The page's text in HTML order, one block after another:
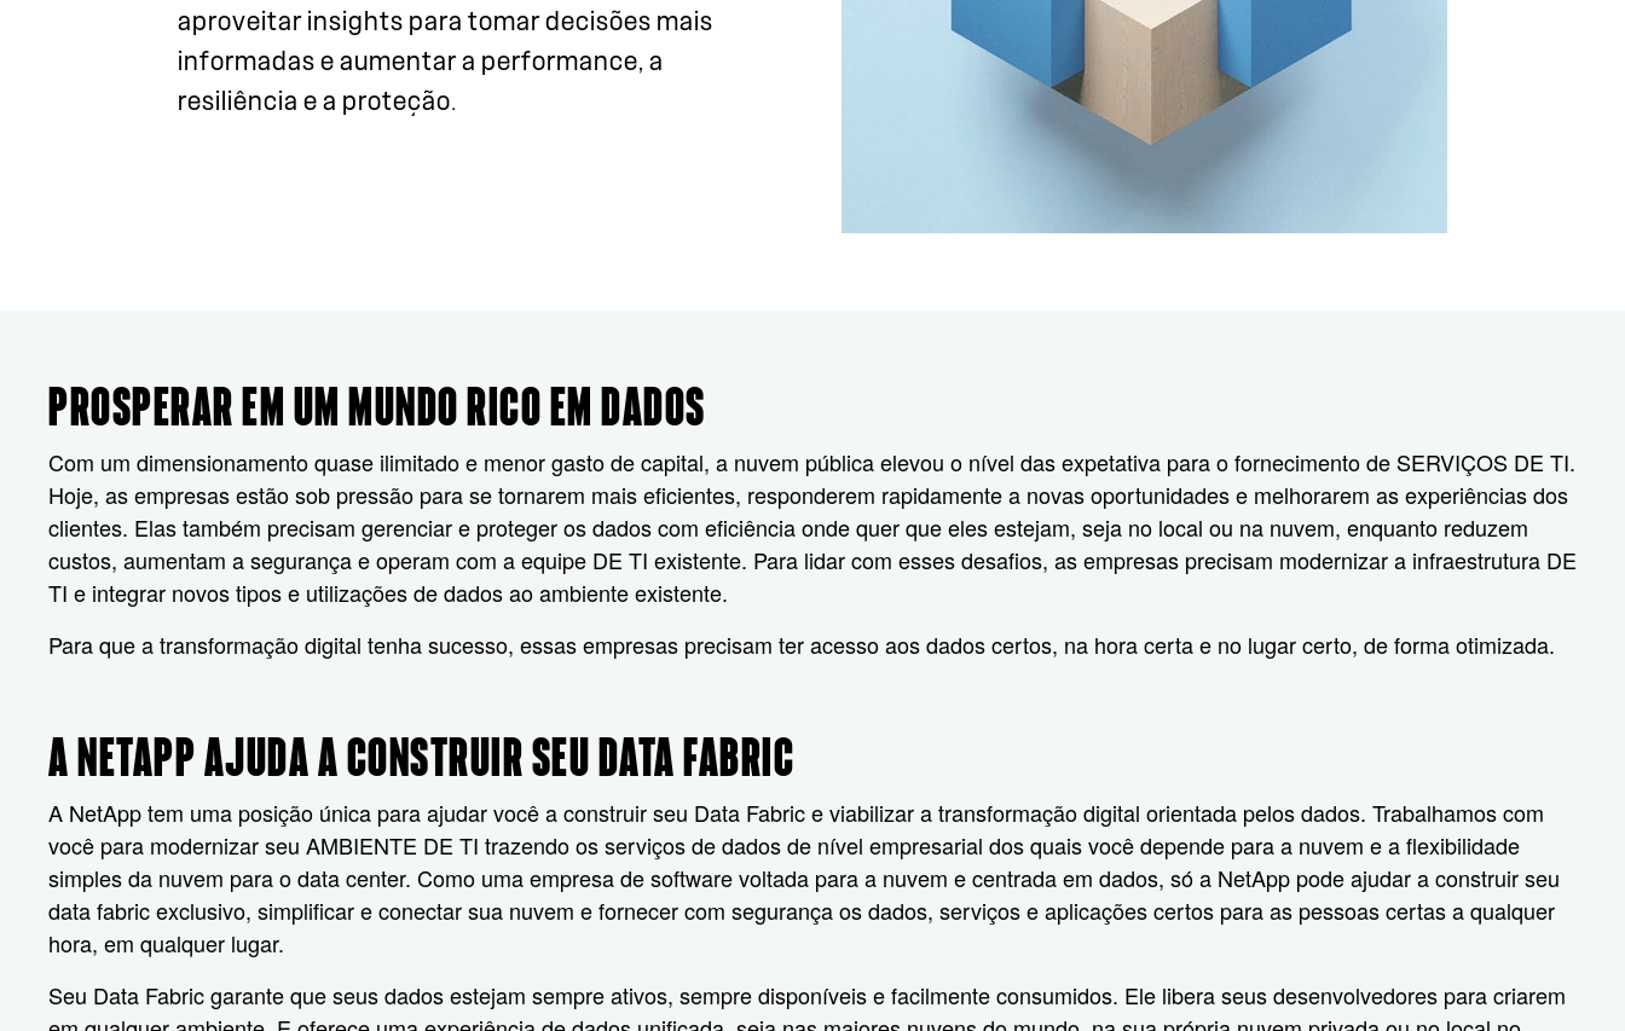
aproveitar insights para tomar decisões mais
informadas e aumentar a performance, a
resiliência e a proteção.
PROSPERAR EM UM MUNDO RICO EM DADOS
Com um dimensionamento quase ilimitado e menor gasto de capital, a nuvem pública elevou o nível das expetativa para o fornecimento de SERVIÇOS DE TI.
Hoje, as empresas estão sob pressão para se tornarem mais eficientes, responderem rapidamente a novas oportunidades e melhorarem as experiências dos
clientes. Elas também precisam gerenciar e proteger os dados com eficiência onde quer que eles estejam, seja no local ou na nuvem, enquanto reduzem
custos, aumentam a segurança e operam com a equipe DE TI existente. Para lidar com esses desafios, as empresas precisam modernizar a infraestrutura DE
TI e integrar novos tipos e utilizações de dados ao ambiente existente.
Para que a transformação digital tenha sucesso, essas empresas precisam ter acesso aos dados certos, na hora certa e no lugar certo, de forma otimizada.
A NETAPP AJUDA A CONSTRUIR SEU DATA FABRIC
A NetApp tem uma posição única para ajudar você a construir seu Data Fabric e viabilizar a transformação digital orientada pelos dados. Trabalhamos com
você para modernizar seu AMBIENTE DE TI trazendo os serviços de dados de nível empresarial dos quais você depende para a nuvem e a flexibilidade
simples da nuvem para o data center. Como uma empresa de software voltada para a nuvem e centrada em dados, só a NetApp pode ajudar a construir seu
data fabric exclusivo, simplificar e conectar sua nuvem e fornecer com segurança os dados, serviços e aplicações certos para as pessoas certas a qualquer
hora, em qualquer lugar.
Seu Data Fabric garante que seus dados estejam sempre ativos, sempre disponíveis e facilmente consumidos. Ele libera seus desenvolvedores para criarem